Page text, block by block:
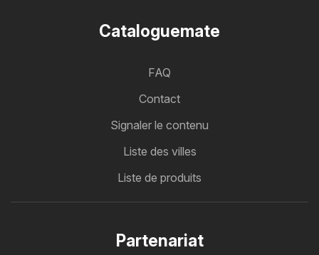
Cataloguemate
FAQ
Contact
Signaler le contenu
Liste des villes
Liste de produits
Partenariat